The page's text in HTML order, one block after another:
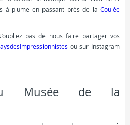
à plume en passant près de la Coulée
pas de nous faire partager vos
ou sur Instagram
Musée de la